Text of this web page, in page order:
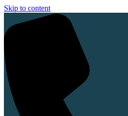
Skip to content